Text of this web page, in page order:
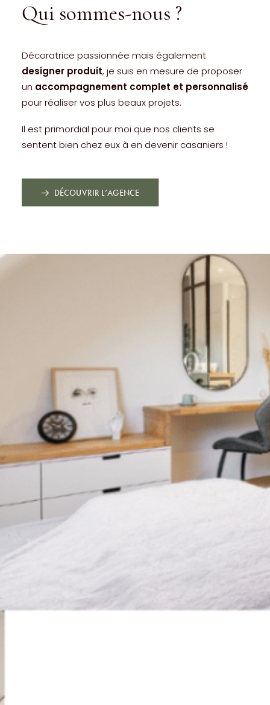
Qui sommes-nous ?
Décoratrice passionnée mais également
designer produit, je suis en mesure de proposer
un accompagnement complet et personnalisé
pour réaliser vos plus beaux projets.
Il est primordial pour moi que nos clients se
sentent bien chez eux à en devenir casaniers !
DÉCOUVRIR L’AGENCE